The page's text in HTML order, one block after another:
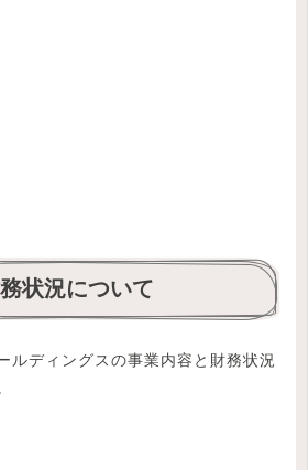
状況について
ルディングスの事業内容と財務状況